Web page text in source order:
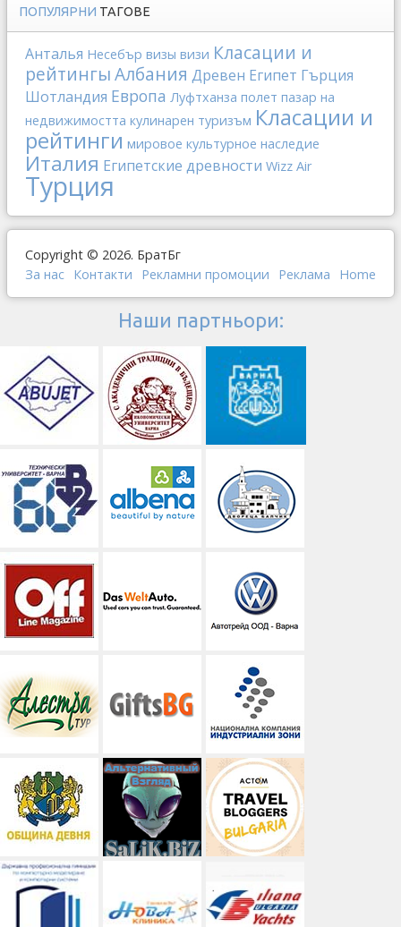
ПОПУЛЯРНИ ТАГОВЕ
Анталья Несебър визы визи Класации и
рейтингыАлбания Древен Египет Гърция
Шотландия Европа Луфтханза полет пазар на
недвижимостта кулинарен туризъм Класации и
рейтинги мировое культурное наследие
Италия Египетские древности Wizz Air
Турция
Copyright © 2026. БратБг
За нас Контакти Рекламни промоции Реклама Home
Наши партньори: